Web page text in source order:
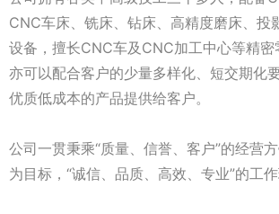
CNC车床、铣床、钻床、高精度磨床、投
设备，擅长CNC车及CNC加工中心等精密
亦可以配合客户的少量多样化、短交期化
优质低成本的产品提供给客户。
公司一贯秉乘“质量、信誉、客户”的经营
为目标，“诚信、品质、高效、专业”的工作